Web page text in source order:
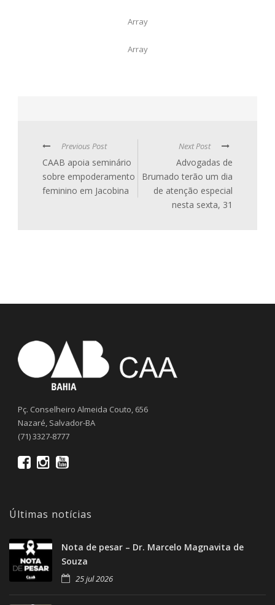
Array
Array
Previous Post
CAAB apoia seminário
sobre empoderamento
feminino em Jacobina
Next Post
Advogadas de
Brumado terão um dia
de atenção especial
nesta sexta, 31
Pç. Conselheiro Almeida Couto, 656
Nazaré, Salvador-BA
(71) 3327-8777
Últimas notícias
Nota de pesar – Dr. Marcelo Magnavita de
Souza
25 jul 2026